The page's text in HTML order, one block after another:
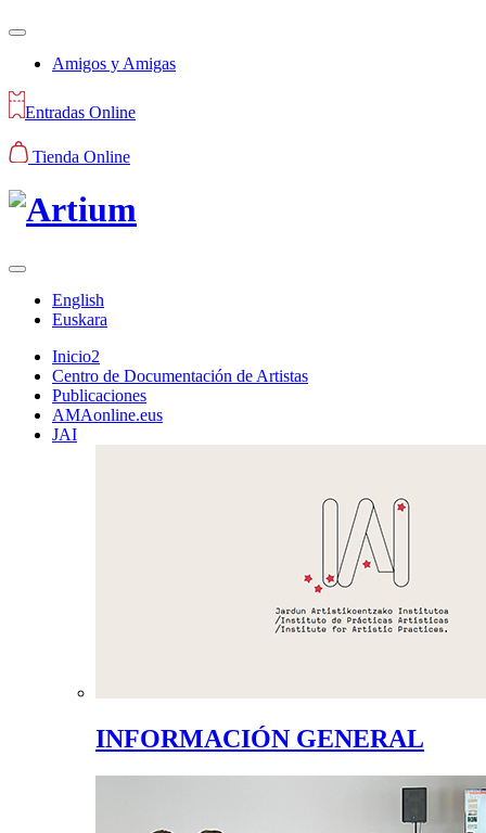
Amigos y Amigas
Entradas Online
Tienda Online
English
Euskara
Inicio2
Centro de Documentación de Artistas
Publicaciones
AMAonline.eus
JAI
INFORMACIÓN GENERAL